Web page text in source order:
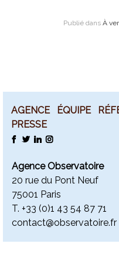
Publié dans À
Agence Observatoire
20 rue du Pont Neuf
75001 Paris
T. +33 (0)1 43 54 87 71
contact@observatoire.fr
AGENCE ÉQUIPE
PRESSE
FACEBOOK